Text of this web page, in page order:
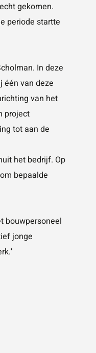
gekomen.
periode startte
In deze
één van deze
van het
project
tot aan de
het bedrijf. Op
bepaalde
bouwpersoneel
jonge